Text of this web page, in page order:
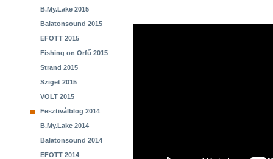
B.My.Lake 2015
Balatonsound 2015
EFOTT 2015
Fishing on Orfű 2015
Strand 2015
Sziget 2015
VOLT 2015
Fesztiválblog 2014
B.My.Lake 2014
Balatonsound 2014
EFOTT 2014